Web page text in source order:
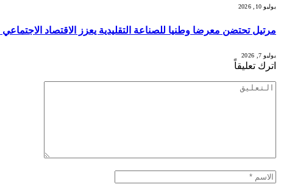
يوليو 10, 2026
مرتيل تحتضن معرضا وطنيا للصناعة التقليدية يعزز الاقتصاد الاجتماعي
يوليو 7, 2026
اترك تعليقاً